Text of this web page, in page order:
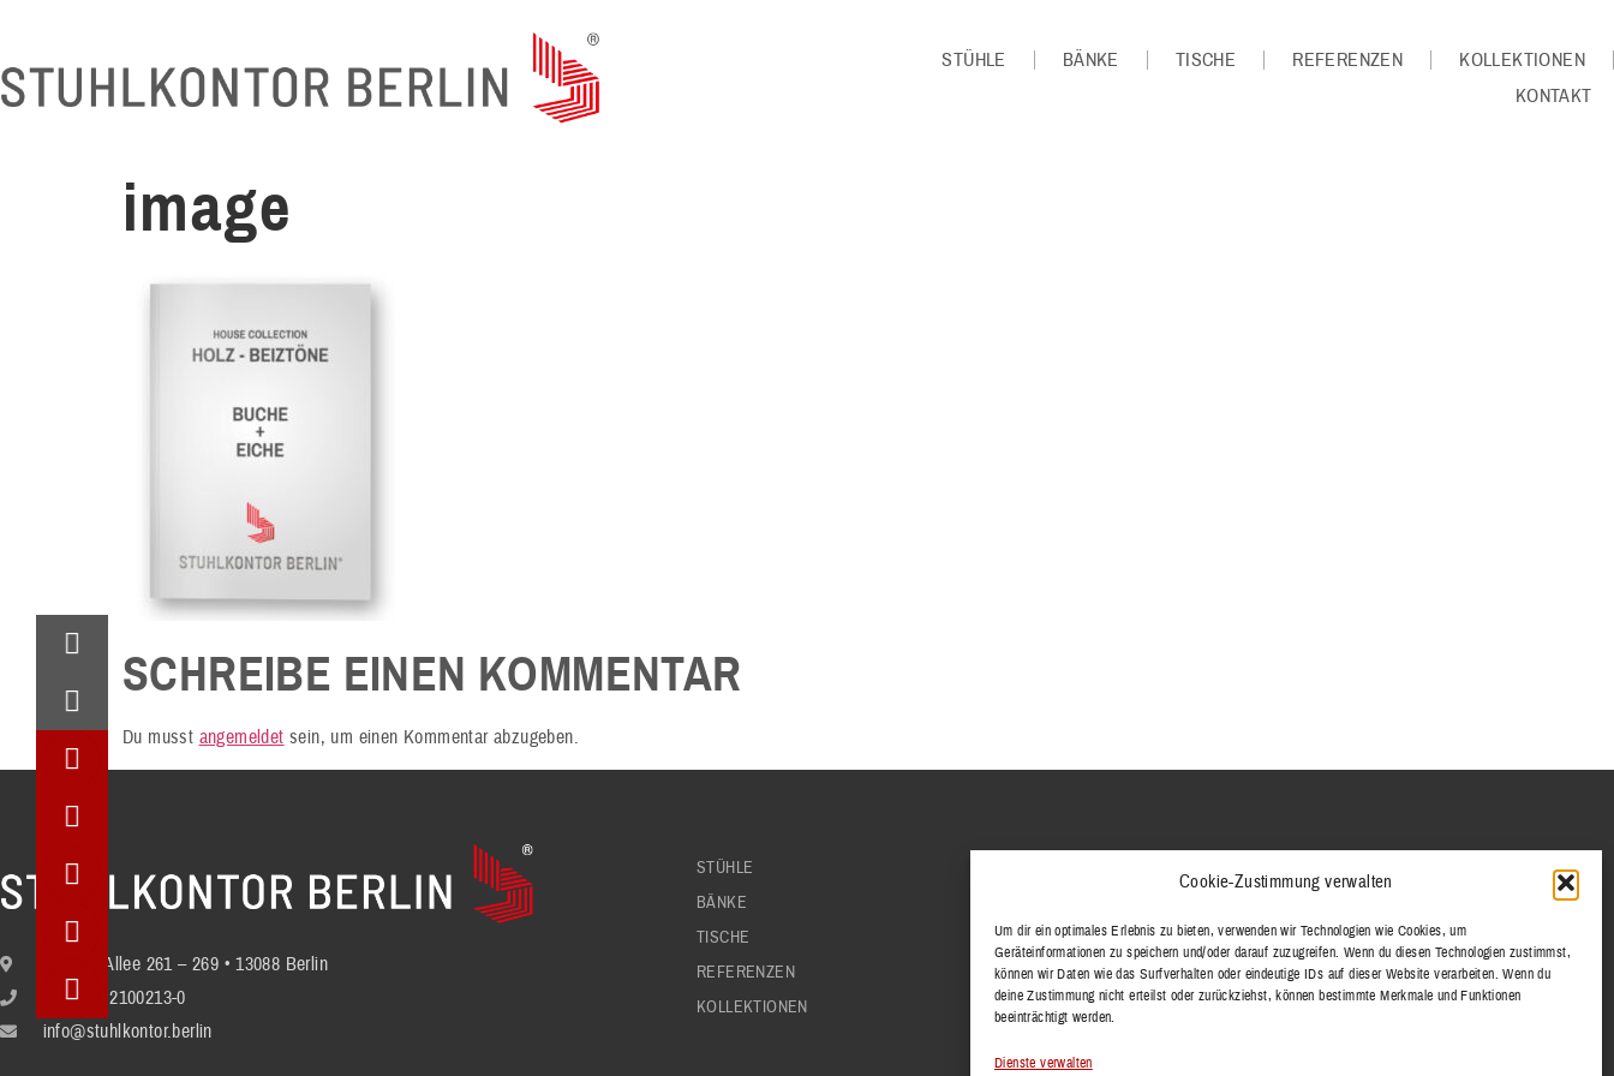
Cookie-Zustimmung verwalten
Um dir ein optimales Erlebnis zu bieten, verwenden wir Technologien wie Cookies, um
Geräteinformationen zu speichern und/oder darauf zuzugreifen. Wenn du diesen Technologien zustimmst,
können wir Daten wie das Surfverhalten oder eindeutige IDs auf dieser Website verarbeiten. Wenn du
deine Zustimmung nicht erteilst oder zurückziehst, können bestimmte Merkmale und Funktionen
beeinträchtigt werden.
Dienste verwalten
STÜHLE BÄNKE TISCHE REFERENZEN
KOLLEKTIONEN
KONTAKT
image
SCHREIBE EINEN KOMMENTAR
Du musst angemeldet sein, um einen Kommentar abzugeben.
Berliner Allee 261 – 269 • 13088 Berlin
+49 (30) 2100213-0
info@stuhlkontor.berlin
STÜHLE
BÄNKE
TISCHE
REFERENZEN
KOLLEKTIONEN
DATENSCHUTZERKLÄRUNG
AGB'S